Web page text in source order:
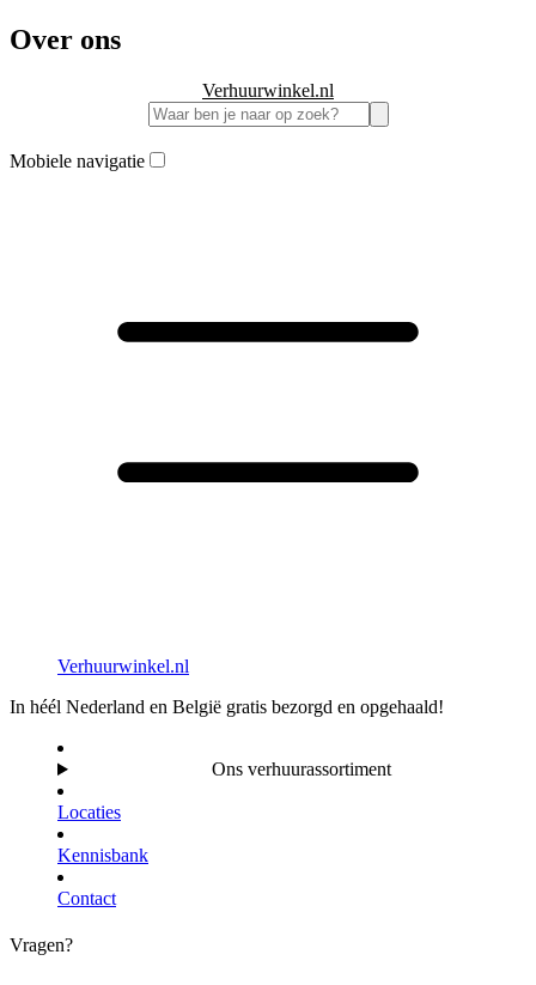
Over ons
Verhuurwinkel.nl
Mobiele navigatie
Verhuurwinkel.nl
In héél Nederland en België gratis bezorgd en opgehaald!
Ons verhuurassortiment
Locaties
Kennisbank
Contact
Vragen?